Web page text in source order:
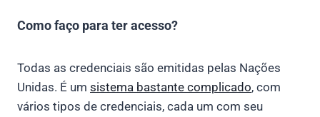
Como faço para ter acesso?
Todas as credenciais são emitidas pelas Nações
Unidas. É um sistema bastante complicado, com
vários tipos de credenciais, cada um com seu